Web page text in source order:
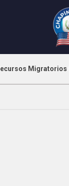
Migratorios